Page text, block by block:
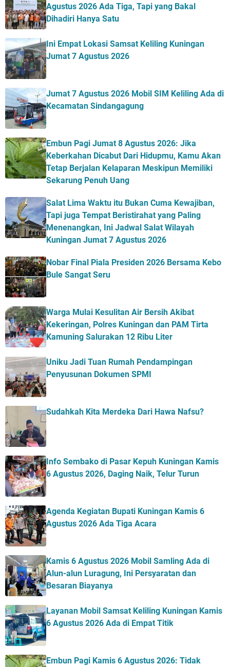
Agustus 2026 Ada Tiga, Tapi yang Bakal
Dihadiri Hanya Satu
Ini Empat Lokasi Samsat Keliling Kuningan
Jumat 7 Agustus 2026
Jumat 7 Agustus 2026 Mobil SIM Keliling Ada di
Kecamatan Sindangagung
Embun Pagi Jumat 8 Agustus 2026: Jika
Keberkahan Dicabut Dari Hidupmu, Kamu Akan
Tetap Berjalan Kelaparan Meskipun Memiliki
Sekarung Penuh Uang
Salat Lima Waktu itu Bukan Cuma Kewajiban,
Tapi juga Tempat Beristirahat yang Paling
Menenangkan, Ini Jadwal Salat Wilayah
Kuningan Jumat 7 Agustus 2026
Nobar Final Piala Presiden 2026 Bersama Kebo
Bule Sangat Seru
Warga Mulai Kesulitan Air Bersih Akibat
Kekeringan, Polres Kuningan dan PAM Tirta
Kamuning Salurakan 12 Ribu Liter
Uniku Jadi Tuan Rumah Pendampingan
Penyusunan Dokumen SPMI
Sudahkah Kita Merdeka Dari Hawa Nafsu?
Info Sembako di Pasar Kepuh Kuningan Kamis
6 Agustus 2026, Daging Naik, Telur Turun
Agenda Kegiatan Bupati Kuningan Kamis 6
Agustus 2026 Ada Tiga Acara
Kamis 6 Agustus 2026 Mobil Samling Ada di
Alun-alun Luragung, Ini Persyaratan dan
Besaran Biayanya
Layanan Mobil Samsat Keliling Kuningan Kamis
6 Agustus 2026 Ada di Empat Titik
Embun Pagi Kamis 6 Agustus 2026: Tidak